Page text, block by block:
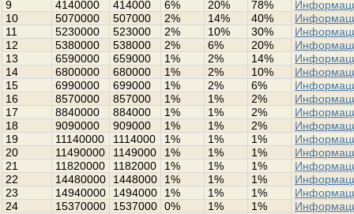
9
4140000 414000 6% 20% 78%
10
5070000 507000 2% 14% 40%
11
5230000 523000 2% 10% 30%
12
5380000 538000 2% 6% 20%
13
6590000 659000 1% 2% 14%
14
6800000 680000 1% 2% 10%
15
6990000 699000 1% 2% 6%
16
8570000 857000 1% 1% 2%
17
8840000 884000 1% 1% 2%
18
9090000 909000 1% 1% 2%
19
11140000 1114000 1% 1% 1%
20
11490000 1149000 1% 1% 1%
21
11820000 1182000 1% 1% 1%
22
14480000 1448000 1% 1% 1%
23
14940000 1494000 1% 1% 1%
24
15370000 1537000 0% 1% 1%